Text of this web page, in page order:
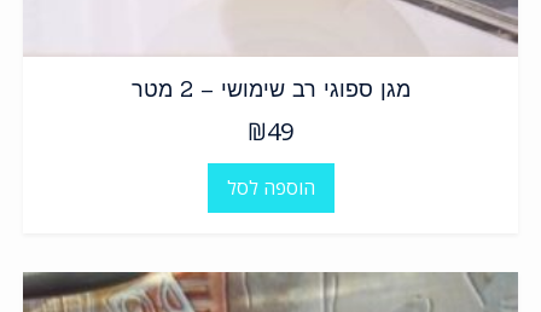
מגן ספוגי רב שימושי – 2 מטר
₪49
הוספה לסל